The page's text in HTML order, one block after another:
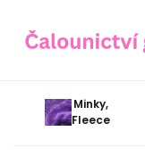
Minky,
Fleece